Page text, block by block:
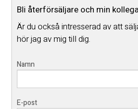
Bli återförsäljare och min
Är du också intresserad av att
hör jag av mig till dig.
Namn
E-post